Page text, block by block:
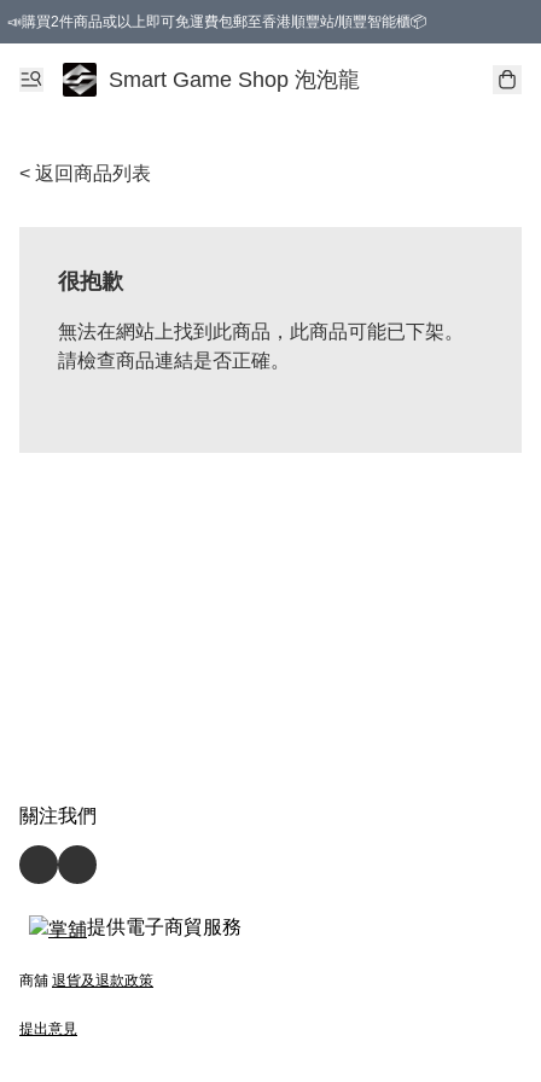
📣購買2件商品或以上即可免運費包郵至香港順豐站/順豐智能櫃📦
Smart Game Shop 泡泡龍
< 返回商品列表
很抱歉
無法在網站上找到此商品，此商品可能已下架。
請檢查商品連結是否正確。
關注我們
提供電子商貿服務
商舖 退貨及退款政策
提出意見